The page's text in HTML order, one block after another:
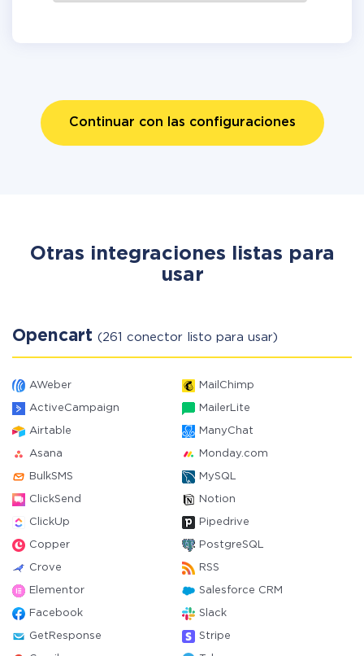
Continuar con las configuraciones
Otras integraciones listas para
usar
Opencart (261 conector listo para usar)
AWeber MailChimp
ActiveCampaign MailerLite
Airtable ManyChat
Asana Monday.com
BulkSMS MySQL
ClickSend Notion
ClickUp Pipedrive
Copper PostgreSQL
Crove RSS
Elementor Salesforce CRM
Facebook Slack
GetResponse Stripe